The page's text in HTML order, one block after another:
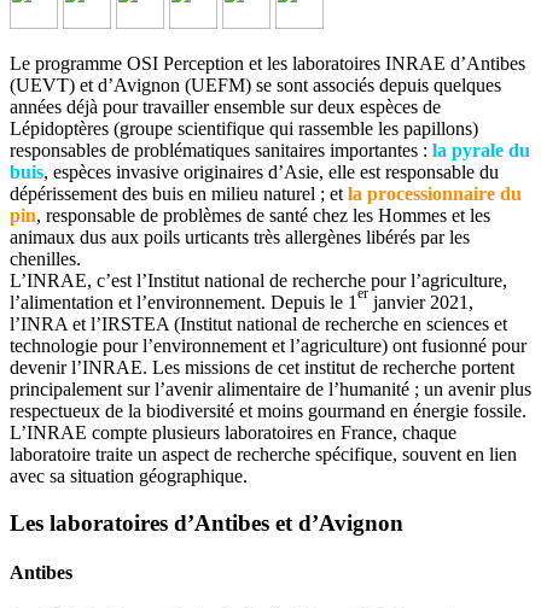
Le programme OSI Perception et les laboratoires INRAE d’Antibes
(UEVT) et d’Avignon (UEFM) se sont associés depuis quelques
années déjà pour travailler ensemble sur deux espèces de
Lépidoptères (groupe scientifique qui rassemble les papillons)
responsables de problématiques sanitaires importantes : la pyrale du
buis, espèces invasive originaires d’Asie, elle est responsable du
dépérissement des buis en milieu naturel ; et la processionnaire du
pin, responsable de problèmes de santé chez les Hommes et les
animaux dus aux poils urticants très allergènes libérés par les
chenilles.
L’INRAE, c’est l’Institut national de recherche pour l’agriculture,
l’alimentation et l’environnement. Depuis le 1 er janvier 2021,
l’INRA et l’IRSTEA (Institut national de recherche en sciences et
technologie pour l’environnement et l’agriculture) ont fusionné pour
devenir l’INRAE. Les missions de cet institut de recherche portent
principalement sur l’avenir alimentaire de l’humanité ; un avenir plus
respectueux de la biodiversité et moins gourmand en énergie fossile.
L’INRAE compte plusieurs laboratoires en France, chaque
laboratoire traite un aspect de recherche spécifique, souvent en lien
avec sa situation géographique.
Les laboratoires d’Antibes et d’Avignon
Antibes